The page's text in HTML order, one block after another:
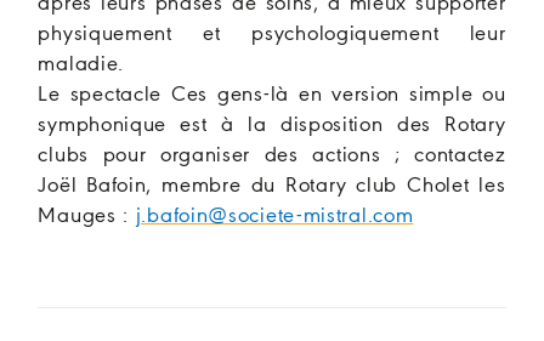
physiquement et psychologiquement leur
maladie.
Le spectacle Ces gens-là en version simple ou
symphonique est à la disposition des Rotary
clubs pour organiser des actions ; contactez
Joël Bafoin, membre du Rotary club Cholet les
Mauges : j.bafoin@societe-mistral.com